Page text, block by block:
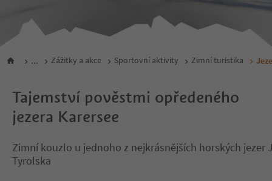
... Zážitky a akce Sportovní aktivity Zimní turistika
Tajemství pověstmi opředeného
jezera Karersee
Zimní kouzlo u jednoho z nejkrásnějších horských jezer
Tyrolska